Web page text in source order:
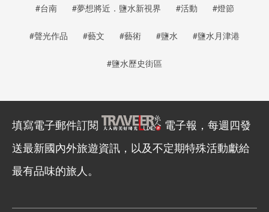
#台南 #夢想將近．鹽水新視界 #活動 #燈節
#聲光作品 #藝文 #藝術 #鹽水 #鹽水月津港
#鹽水歷史街區
填寫電子郵件訂閱
電子報，每週四發
送最新國內外旅遊資訊，以及不定期特殊活動獻給
最有品味的旅人。